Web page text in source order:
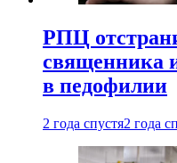
РПЦ
священника
в педофилии
2 года спустя2 года